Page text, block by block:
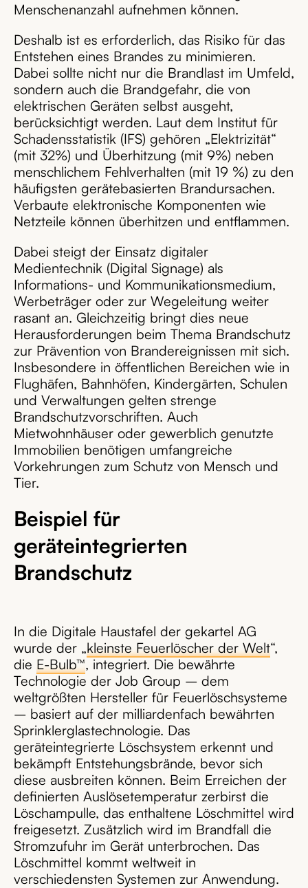
Menschenanzahl aufnehmen können.
Deshalb ist es erforderlich, das Risiko für das
Entstehen eines Brandes zu minimieren.
Dabei sollte nicht nur die Brandlast im Umfeld,
sondern auch die Brandgefahr, die von
elektrischen Geräten selbst ausgeht,
berücksichtigt werden. Laut dem Institut für
Schadensstatistik (IFS) gehören „Elektrizität“
(mit 32%) und Überhitzung (mit 9%) neben
menschlichem Fehlverhalten (mit 19 %) zu den
häufigsten gerätebasierten Brandursachen.
Verbaute elektronische Komponenten wie
Netzteile können überhitzen und entflammen.
Dabei steigt der Einsatz digitaler
Medientechnik (Digital Signage) als
Informations- und Kommunikationsmedium,
Werbeträger oder zur Wegeleitung weiter
rasant an. Gleichzeitig bringt dies neue
Herausforderungen beim Thema Brandschutz
zur Prävention von Brandereignissen mit sich.
Insbesondere in öffentlichen Bereichen wie in
Flughäfen, Bahnhöfen, Kindergärten, Schulen
und Verwaltungen gelten strenge
Brandschutzvorschriften. Auch
Mietwohnhäuser oder gewerblich genutzte
Immobilien benötigen umfangreiche
Vorkehrungen zum Schutz von Mensch und
Tier.
Beispiel für
geräteintegrierten
Brandschutz
In die Digitale Haustafel der gekartel AG
wurde der „kleinste Feuerlöscher der Welt“,
die E-Bulb™, integriert. Die bewährte
Technologie der Job Group – dem
weltgrößten Hersteller für Feuerlöschsysteme
– basiert auf der milliardenfach bewährten
Sprinklerglastechnologie. Das
geräteintegrierte Löschsystem erkennt und
bekämpft Entstehungsbrände, bevor sich
diese ausbreiten können. Beim Erreichen der
definierten Auslösetemperatur zerbirst die
Löschampulle, das enthaltene Löschmittel wird
freigesetzt. Zusätzlich wird im Brandfall die
Stromzufuhr im Gerät unterbrochen. Das
Löschmittel kommt weltweit in
verschiedensten Systemen zur Anwendung.